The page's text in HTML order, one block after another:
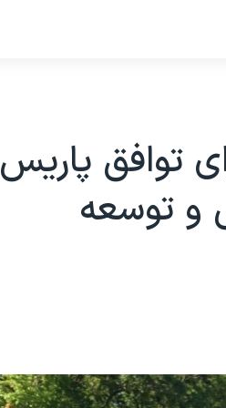
توافق پاریس
و توسعه